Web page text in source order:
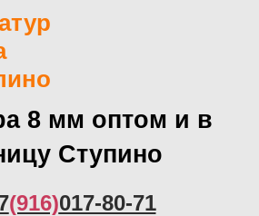
8 мм оптом и в
Ступино
(916)017-80-71